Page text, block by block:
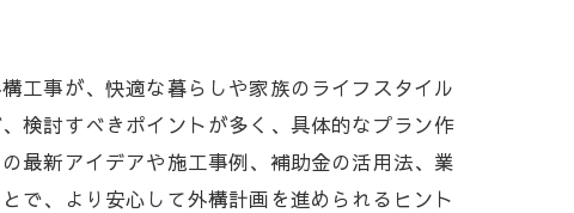
工事が、快適な暮らしや家族のライフスタイル
検討すべきポイントが多く、具体的なプラン作
最新アイデアや施工事例、補助金の活用法、業
で、より安心して外構計画を進められるヒント